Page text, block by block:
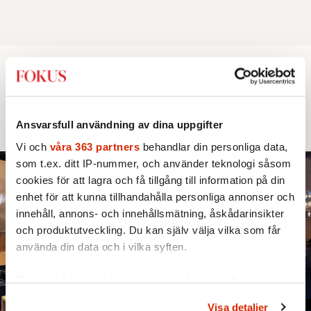
Ansvarsfull användning av dina uppgifter
Vi och våra 363 partners behandlar din personliga data,
som t.ex. ditt IP-nummer, och använder teknologi såsom
cookies för att lagra och få tillgång till information på din
enhet för att kunna tillhandahålla personliga annonser och
innehåll, annons- och innehållsmätning, åskådarinsikter
och produktutveckling. Du kan själv välja vilka som får
använda din data och i vilka syften.
Ta reda på mer om hur dina personliga uppgifter
Visa detaljer
maktcentrum minskar